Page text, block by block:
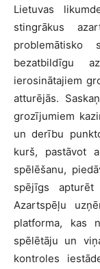
Lietuvas
stingrākus
problemātisko
bezatbildīgu
ierosinātajiem
atturējās.
grozījumiem
un derību
kurš, pastāvot
spēlēšanu,
spējīgs
Azartspēļu
platforma, kas
spēlētāju un
kontroles